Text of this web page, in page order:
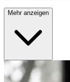
erweitern dann für
ist. Für
viele lokale Kunden
dabei mobile Geräte
Mehr anzeigen